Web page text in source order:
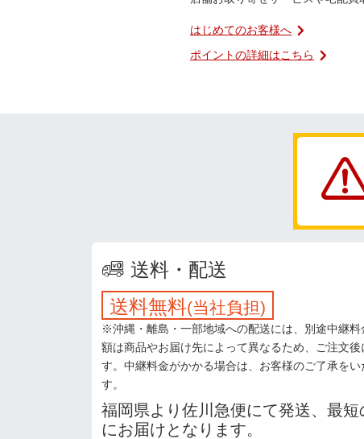
はじめてのお客様へ
ポイントの詳細はこちら
送料・配送
送料無料(当社負担)
※沖縄・離島・一部地域への配送には、別途中継
額は商品やお届け先によって異なるため、ご注文
す。中継料金がかかる場合は、お客様のご了承を
す。
福岡県より佐川急便にて発送、最短
にお届けとなります。